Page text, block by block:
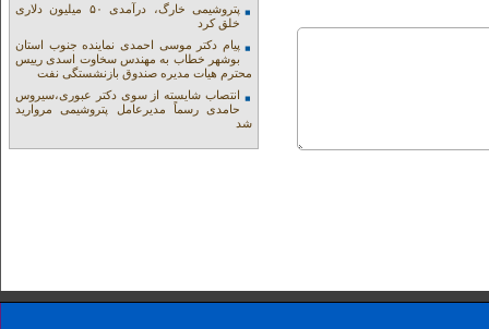
پتروشیمی خارگ، درآمدی ۵۰ میلیون دلاری
خلق کرد
پیام دکتر موسی احمدی نماینده جنوب استان
بوشهر خطاب به مهندس سخاوت اسدی رییس
محترم هیات مدیره صندوق بازنشستگی نفت
انتصاب شایسته از سوی دکتر عبوری،سیروس
حامدی رسماً مدیرعامل پتروشیمی مروارید
شد